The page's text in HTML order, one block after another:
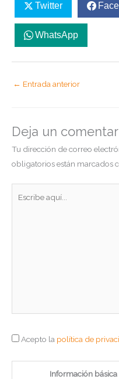
Twitter
WhatsApp
← Entrada anterior
Deja un
Tu dirección de correo
obligatorios están marcados
Acepto la política de
Información